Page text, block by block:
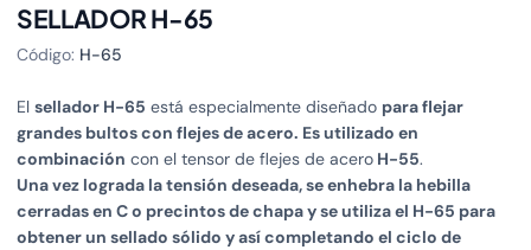
SELLADOR H-65
Código: H-65
El sellador H-65 está especialmente diseñado para flejar
grandes bultos con flejes de acero. Es utilizado en
combinación con el tensor de flejes de acero H-55.
Una vez lograda la tensión deseada, se enhebra la hebilla
cerradas en C o precintos de chapa y se utiliza el H-65 para
obtener un sellado sólido y así completando el ciclo de